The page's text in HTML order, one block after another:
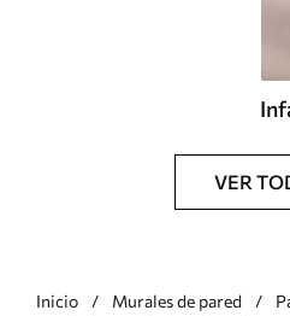
VER
Inicio Murales de pared